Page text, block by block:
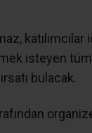
isteyen tüm
bulacak.